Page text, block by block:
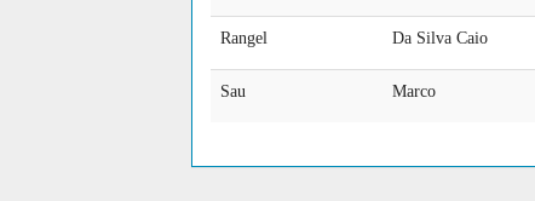
Rangel Da Silva Caio
Sau Marco